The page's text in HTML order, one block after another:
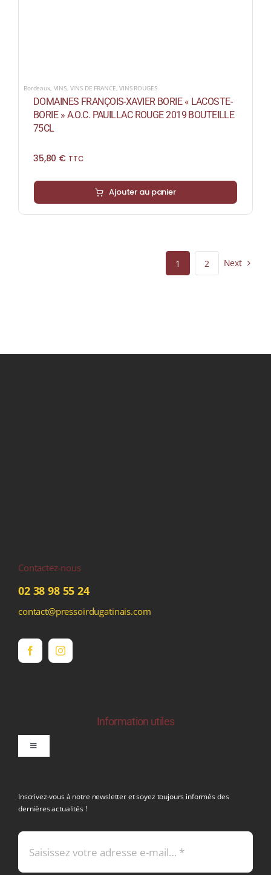
Bordeaux, VINS, VINS DE FRANCE,VINS ROUGES
DOMAINES FRANÇOIS-XAVIER BORIE « LACOSTE-
BORIE » A.O.C. PAUILLAC ROUGE 2019 BOUTEILLE
75CL
35,80 € TTC
Ajouter au panier
1 2 Next
Contactez-nous
02 38 98 55 24
contact@pressoirdugatinais.com
Information utiles
Toggle
Mentions légales
Inscrivez-vous à notre newsletter et soyez toujours informés des
dernières actualités !